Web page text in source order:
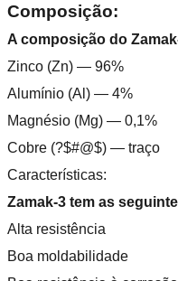
Composição:
A composição do
Zinco (Zn) — 96%
Alumínio (Al) — 4%
Magnésio (Mg) — 0,1%
Cobre (?$#@$) — traço
Características:
Zamak-3 tem as
Alta resistência
Boa moldabilidade